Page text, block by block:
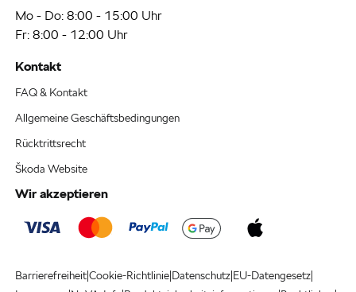
Mo - Do: 8:00 - 15:00 Uhr
Fr: 8:00 - 12:00 Uhr
Kontakt
FAQ & Kontakt
Allgemeine Geschäftsbedingungen
Rücktrittsrecht
Škoda Website
Wir akzeptieren
Barrierefreiheit|Cookie-Richtlinie|Datenschutz|EU-Datengesetz|